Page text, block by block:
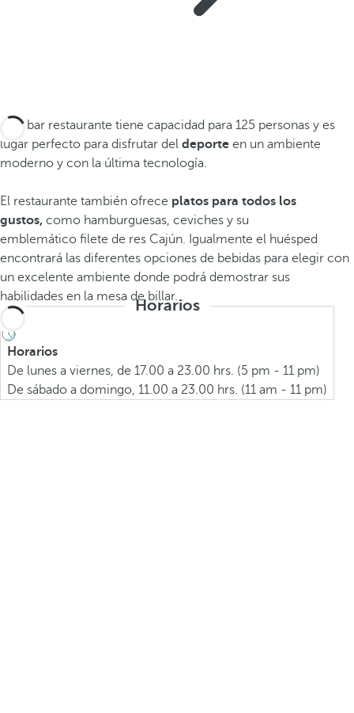
Este bar restaurante tiene capacidad para 125 personas y es
lugar perfecto para disfrutar del deporte en un ambiente
moderno y con la última tecnología.
El restaurante también ofrece platos para todos los
gustos, como hamburguesas, ceviches y su
emblemático filete de res Cajún. Igualmente el huésped
encontrará las diferentes opciones de bebidas para elegir con
un excelente ambiente donde podrá demostrar sus
habilidades en la mesa de billar.
Horarios
Horarios
De lunes a viernes, de 17.00 a 23.00 hrs. (5 pm - 11 pm)
De sábado a domingo, 11.00 a 23.00 hrs. (11 am - 11 pm)